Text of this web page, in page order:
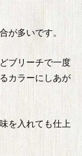
が多いです。
ブリーチで一度
カラーにしあが
を入れても仕上